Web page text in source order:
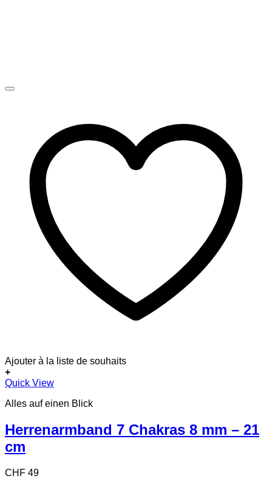
Ajouter à la liste de souhaits
+
Quick View
Alles auf einen Blick
Herrenarmband 7 Chakras 8 mm – 21
cm
CHF 49